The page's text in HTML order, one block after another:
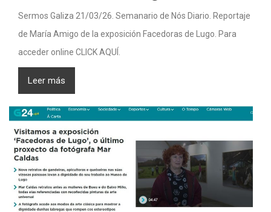
Sermos Galiza 21/03/26. Semanario de Nós Diario. Reportaje
de María Amigo de la exposición Facedoras de Lugo. Para
acceder online CLICK AQUÍ.
Leer más